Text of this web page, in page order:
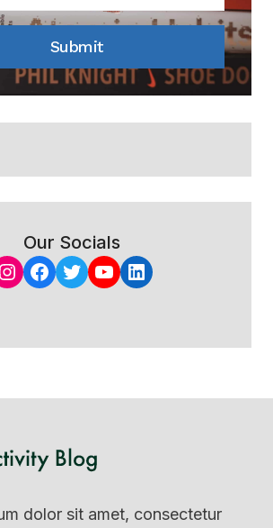
Submit
Our Socials
Facebook
Twitter
YouTube
LinkedIn
dolor sit amet, consectetur